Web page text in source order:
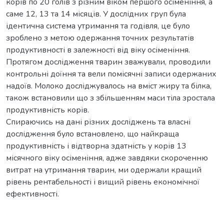
саме 12, 13 та 14 місяців. У дослідних груп була
ідентична система утримання та годівля, це було
зроблено з метою одержання точних результатів
продуктивності в залежності від віку осіменіння.
Протягом дослідження тварин зважували, проводили
контрольні доїння та вели помісячні записи одержаних
надоїв. Молоко досліджувалось на вміст жиру та білка,
також встановили що з збільшенням маси тіла зростала
продуктивність корів.
Спираючись на дані різних досліджень та власні
дослідження було встановлено, що найкраща
продуктивність і відтворна здатність у корів 13
місячного віку осіменіння, адже завдяки скороченню
витрат на утримання тварин, ми одержали кращий
рівень рентабельності і вищий рівень економічної
ефективності.